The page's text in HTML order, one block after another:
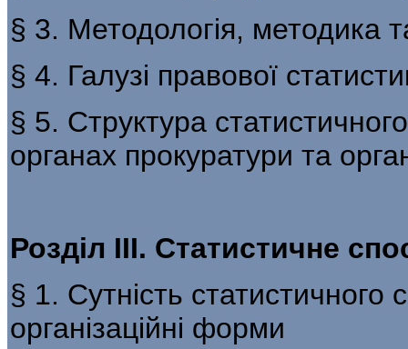
§ 3. Методологія, методика
§ 4. Галузі правової
§ 5. Структура
органах прокуратури та
Розділ ІІІ. Статистичне
§ 1. Сутність статистичного
організаційні форми